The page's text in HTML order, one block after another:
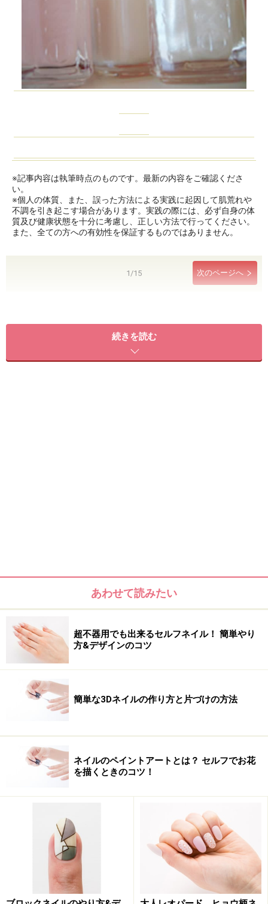
※記事内容は執筆時点のものです。最新の内容をご確認くださ
い。
※個人の体質、また、誤った方法による実践に起因して肌荒れや
不調を引き起こす場合があります。実践の際には、必ず自身の体
質及び健康状態を十分に考慮し、正しい方法で行ってください。
また、全ての方への有効性を保証するものではありません。
1/15 次のページへ
続きを読む
あわせて読みたい
超不器用でも出来るセルフネイル！ 簡単やり
方&デザインのコツ
簡単な3Dネイルの作り方と片づけの方法
ネイルのペイントアートとは？ セルフでお花
を描くときのコツ！